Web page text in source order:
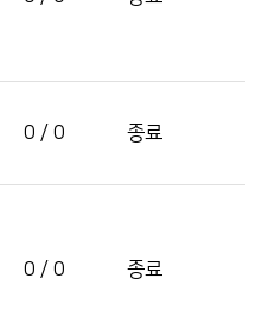
0 / 0 종료
0 / 0 종료